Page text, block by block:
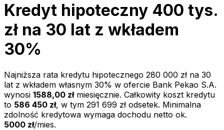
Kredyt hipoteczny 400 tys.
zł na 30 lat z wkładem
30%
Najniższa rata kredytu hipotecznego 280 000 zł na 30
lat z wkładem własnym 30% w ofercie Bank Pekao S.A.
wynosi 1588,00 złmiesięcznie. Całkowity koszt kredytu
to 586 450 zł, w tym 291 699 zł odsetek. Minimalna
zdolność kredytowa wymaga dochodu netto ok.
5000 zł/mies.